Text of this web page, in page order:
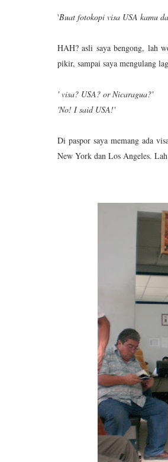
'Buat fotokopi visa USA kamu
HAH? asli saya bengong, lah
pikir, sampai saya mengulang
' visa? USA? or Nicaragua?'
'No! I said USA!'
Di paspor saya memang ada
New York dan Los Angeles.